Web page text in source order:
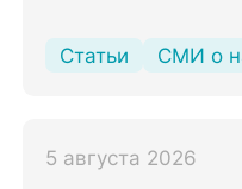
Статьи СМИ о
5 августа 2026